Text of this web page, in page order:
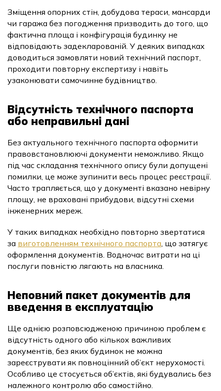
Зміщення опорних стін, добудова тераси, мансарди
чи гаража без погодження призводить до того, що
фактична площа і конфігурація будинку не
відповідають задекларованій. У деяких випадках
доводиться замовляти новий технічний паспорт,
проходити повторну експертизу і навіть
узаконювати самочинне будівництво.
Відсутність технічного паспорта
або неправильні дані
Без актуального технічного паспорта оформити
правовстановлюючі документи неможливо. Якщо
під час складання технічного опису були допущені
помилки, це може зупинити весь процес реєстрації.
Часто трапляється, що у документі вказано невірну
площу, не враховані прибудови, відсутні схеми
інженерних мереж.
У таких випадках необхідно повторно звертатися
за виготовленням технічного паспорта, що затягує
оформлення документів. Водночас витрати на ці
послуги повністю лягають на власника.
Неповний пакет документів для
введення в експлуатацію
Ще однією розповсюдженою причиною проблем є
відсутність одного або кількох важливих
документів, без яких будинок не можна
зареєструвати як повноцінний об’єкт нерухомості.
Особливо це стосується об’єктів, які будувались без
належного контролю або самостійно.